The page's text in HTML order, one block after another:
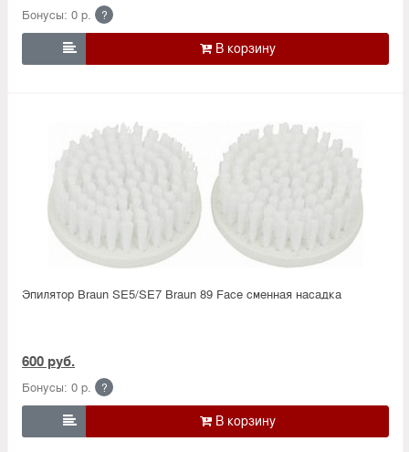
Бонусы: 0 р. ?

Эпилятор Braun SE5/SE7 Braun 89 Face сменная насадка
600 руб.
Бонусы: 0 р. ?
